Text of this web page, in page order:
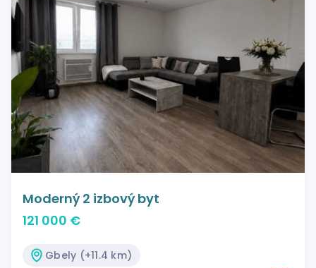
Moderný 2 izbový byt
121 000 €
Gbely (+11.4 km)